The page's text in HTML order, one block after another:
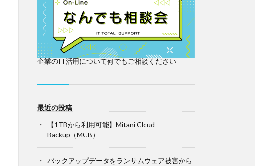
企業のIT活用について何でもご相談ください
最近の投稿
【1TBから利用可能】Mitani Cloud
Backup（MCB）
バックアップデータをランサムウェア被害から